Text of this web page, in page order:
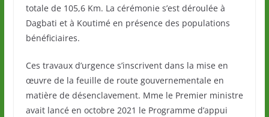
totale de 105,6 Km. La cérémonie s’est déroulée à
Dagbati et à Koutimé en présence des populations
bénéficiaires.
Ces travaux d’urgence s’inscrivent dans la mise en
œuvre de la feuille de route gouvernementale en
matière de désenclavement. Mme le Premier ministre
avait lancé en octobre 2021 le Programme d’appui